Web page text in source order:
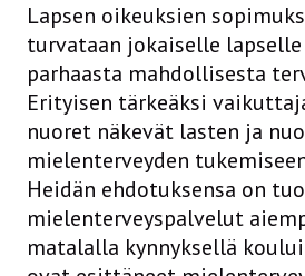
Lapsen oikeuksien
turvataan jokaiselle
parhaasta mahdollisesta
Erityisen tärkeäksi
nuoret näkevät lasten ja
mielenterveyden
Heidän ehdotuksensa on
mielenterveyspalvelut
matalalla kynnyksellä